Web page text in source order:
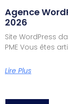
Agence
2026
Site WordPress
PME Vous êtes
Lire Plus